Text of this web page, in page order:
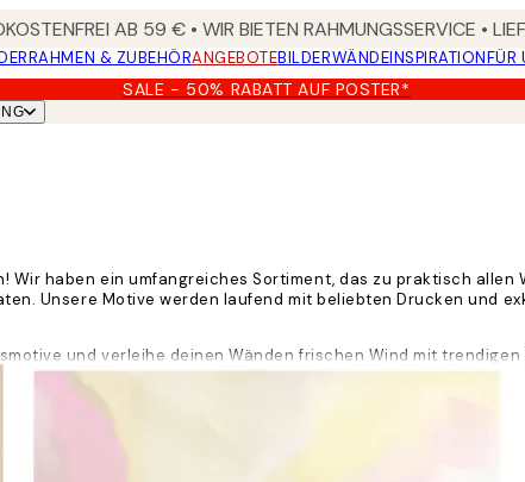
AB 59 € • WIR BIETEN RAHMUNGSSERVICE •
RAHMEN & ZUBEHÖRANGEBOTEBILDERWÄNDEINSPIRATIONFÜR
SALE - 50% RABATT AUF POSTER*
haben ein umfangreiches Sortiment, das zu praktisch
Unsere Motive werden laufend mit beliebten Drucken und
und verleihe deinen Wänden frischen Wind mit trendigen